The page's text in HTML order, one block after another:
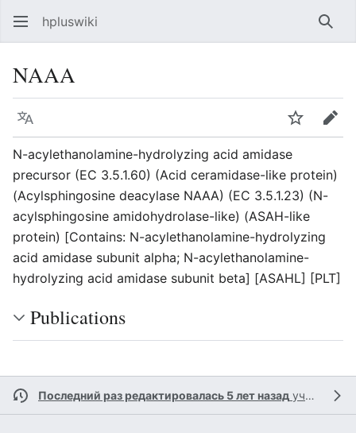
hpluswiki
NAAA
Язык Следить
N-acylethanolamine-hydrolyzing acid amidase
precursor (EC 3.5.1.60) (Acid ceramidase-like protein)
(Acylsphingosine deacylase NAAA) (EC 3.5.1.23) (N-
acylsphingosine amidohydrolase-like) (ASAH-like
protein) [Contains: N-acylethanolamine-hydrolyzing
acid amidase subunit alpha; N-acylethanolamine-
hydrolyzing acid amidase subunit beta] [ASAHL] [PLT]
Publications
Последний раз редактировалась 5 лет назад участником